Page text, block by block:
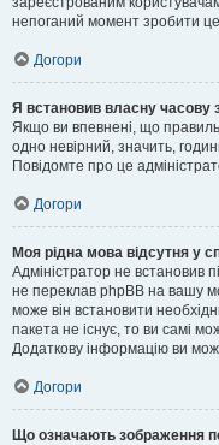
непоганий момент зробити
Догори
Я встановив власну часову
Якщо ви впевнені, що
одно невірний, значить,
Повідомте про це
Догори
Моя рідна мова відсутня у
Адміністратор не встановив
не переклав phpBB на вашу
може він встановити
пакета не існує, то ви самі
Додаткову інформацію ви
Догори
Що означають зображення